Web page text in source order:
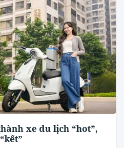
xe du lịch “hot”,